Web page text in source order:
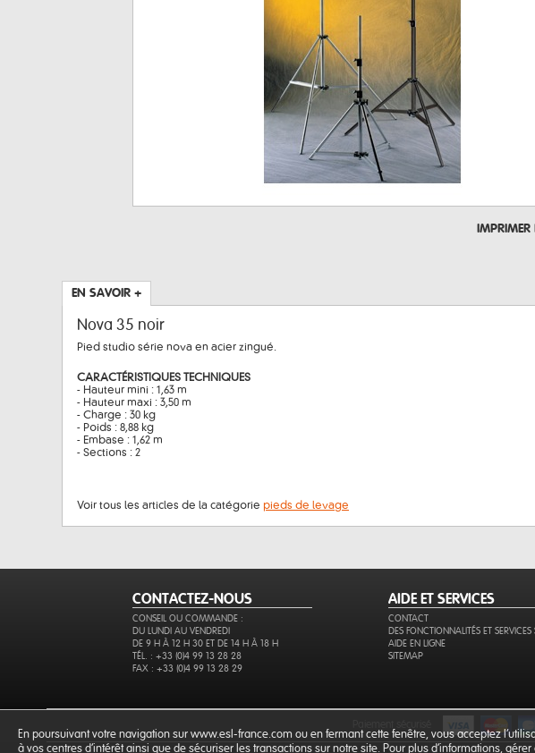
IMPRIMER
EN SAVOIR +
Nova 35 noir
Pied studio série nova en acier zingué.
CARACTÉRISTIQUES TECHNIQUES
- Hauteur mini : 1,63 m
- Hauteur maxi : 3,50 m
- Charge : 30 kg
- Poids : 8,88 kg
- Embase : 1,62 m
- Sections : 2
Voir tous les articles de la catégorie pieds de levage
CONTACTEZ-NOUS
CONSEIL OU COMMANDE :
DU LUNDI AU VENDREDI
DE 9 H À 12 H 30 ET DE 14 H À 18 H
TÉL. : +33 (0)4 99 13 28 28
FAX : +33 (0)4 99 13 28 29
AIDE ET SERVICES
CONTACT
DES FONCTIONNALITÉS ET
AIDE EN LIGNE
SITEMAP
En poursuivant votre navigation sur www.esl-france.com ou en fermant cette fenêtre, vous acceptez
à vos centres d'intérêt ainsi que de sécuriser les transactions sur notre site. Pour plus d'informations,